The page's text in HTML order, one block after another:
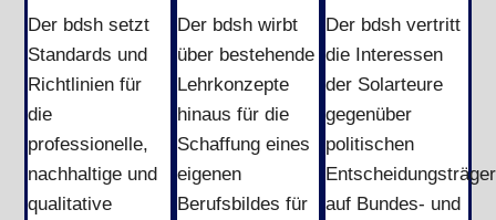
Der bdsh setzt
Standards und
Richtlinien für
die
professionelle,
nachhaltige und
qualitative
Der bdsh wirbt
über bestehende
Lehrkonzepte
hinaus für die
Schaffung eines
eigenen
Berufsbildes für
Der bdsh vertritt
die Interessen
der Solarteure
gegenüber
politischen
auf Bundes- und